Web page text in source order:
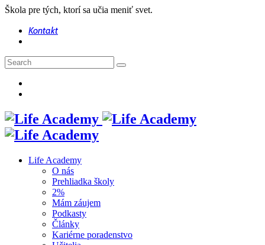
Škola pre tých, ktorí sa učia meniť svet.
Kontakt
Life Academy
O nás
Prehliadka školy
2%
Mám záujem
Podkasty
Články
Kariérne poradenstvo